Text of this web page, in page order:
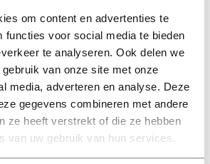
om content en advertenties te
functies voor social media te bieden
te analyseren. Ook delen we
van onze site met onze
media, adverteren en analyse. Deze
gegevens combineren met andere
ze heeft verstrekt of die ze hebben
van uw gebruik van hun services.
maar het vakantiegevoel wat
maakt dit helemaal goed. Aan het
het jammer om naar buiten te gaan
Nederland alweer regent.